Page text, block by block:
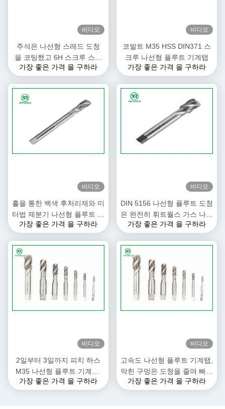
비디오
주석은 나선형 스레드 도청
을 코팅했고 6H 스크루 스레
드 삽입물 도청을 허용오차를
가장 좋은 가격 을 구하라
비디오
코발트 M35 HSS DIN371 스
크루 나선형 플루트 기계탭
가장 좋은 가격 을 구하라
비디오
홀을 통한 백색 후처리제와 미
터법 제분기 나선형 플루트 도
청 DIN 376
가장 좋은 가격 을 구하라
비디오
DIN 5156 나선형 플루트 도청
은 완전히 휘트월스 가스 나사
H1 정확성을 열심히 준비했습
가장 좋은 가격 을 구하라
비디오
2일부터 3일까지 피치 하스
M35 나선형 플루트 기계탭,
오른손의 수정된 핸드 탭
가장 좋은 가격 을 구하라
비디오
고속도 나선형 플루트 기계탭,
막힌 구멍은 도청을 줄여 빠져
나아갑니다
가장 좋은 가격 을 구하라